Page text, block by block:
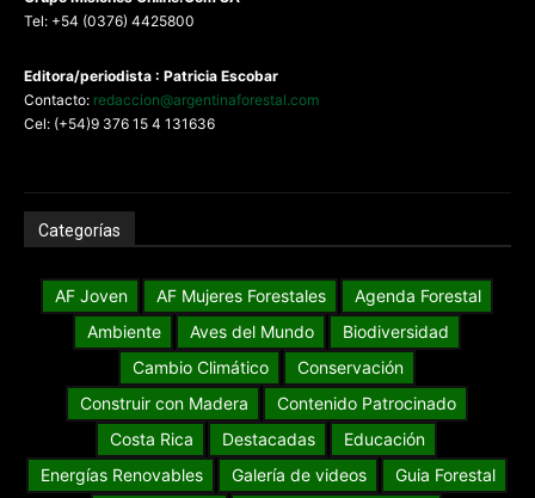
Tel: +54 (0376) 4425800
Editora/periodista : Patricia Escobar
Contacto: redaccion@argentinaforestal.com
Cel: (+54)9 376 15 4 131636
Categorías
AF Joven AF Mujeres Forestales
Agenda Forestal
Ambiente
Aves del Mundo
Biodiversidad
Cambio Climático
Conservación
Construir con Madera
Contenido Patrocinado
Costa Rica
Destacadas
Educación
Energías Renovables
Galería de videos
Guia Forestal